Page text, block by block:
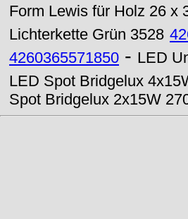
Form Lewis für Holz 26 x
Lichterkette Grün 3528
4260365571850 - LED
LED Spot Bridgelux
Spot Bridgelux 2x15W